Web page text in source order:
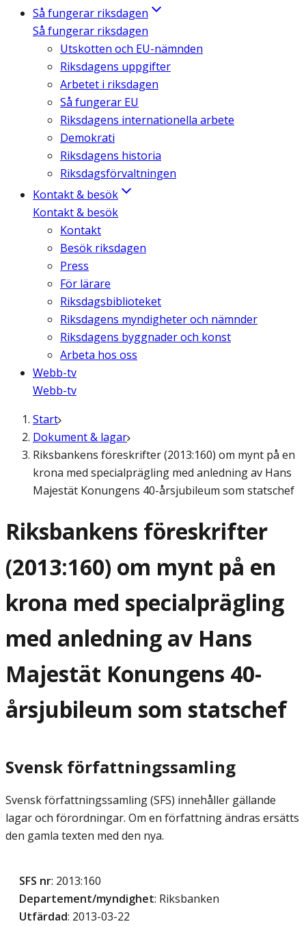
Så fungerar riksdagen
Så fungerar riksdagen
Utskotten och EU-nämnden
Riksdagens uppgifter
Arbetet i riksdagen
Så fungerar EU
Riksdagens internationella arbete
Demokrati
Riksdagens historia
Riksdagsförvaltningen
Kontakt & besök
Kontakt & besök
Kontakt
Besök riksdagen
Press
För lärare
Riksdagsbiblioteket
Riksdagens myndigheter och nämnder
Riksdagens byggnader och konst
Arbeta hos oss
Webb-tv
Webb-tv
Start
Dokument & lagar
Riksbankens föreskrifter (2013:160) om mynt på en
krona med specialprägling med anledning av Hans
Majestät Konungens 40-årsjubileum som statschef
Riksbankens föreskrifter
(2013:160) om mynt på en
krona med specialprägling
med anledning av Hans
Majestät Konungens 40-
årsjubileum som statschef
Svensk författningssamling
Svensk författningssamling (SFS) innehåller gällande
lagar och förordningar. Om en författning ändras ersätts
den gamla texten med den nya.
SFS nr: 2013:160
Departement/myndighet: Riksbanken
Utfärdad: 2013-03-22